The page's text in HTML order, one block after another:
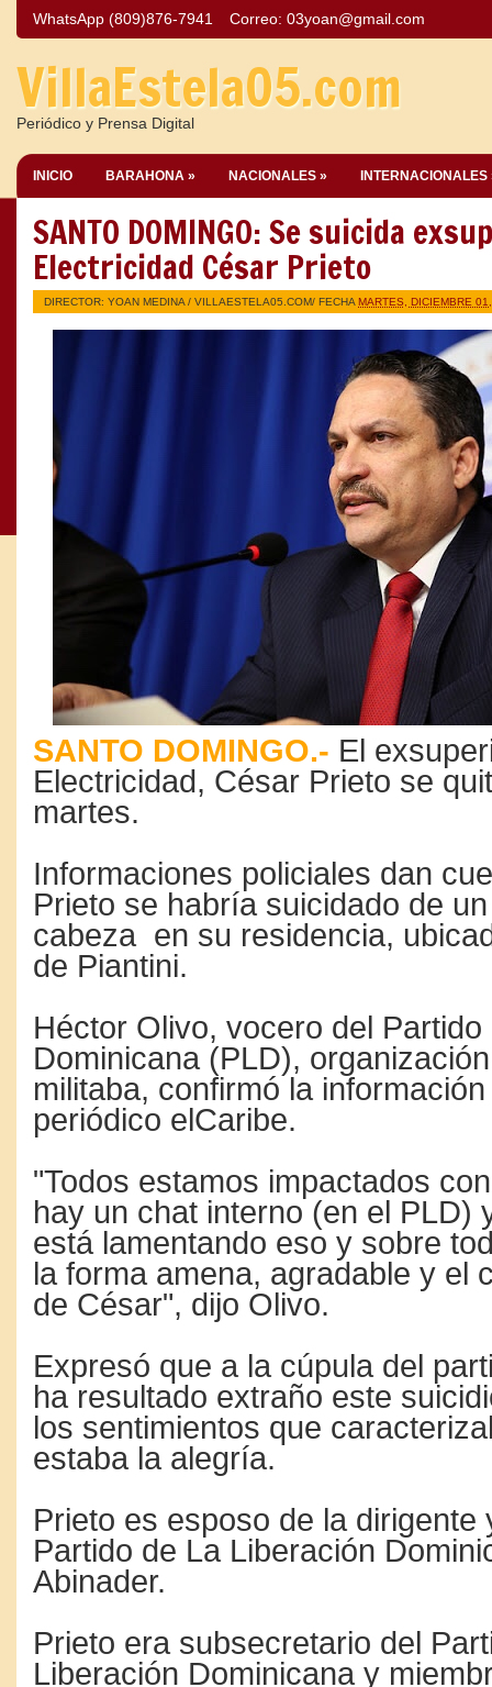
WhatsApp (809)876-7941 Correo: 03yoan@gmail.com
VillaEstela05.com
Periódico y Prensa Digital
INICIO BARAHONA » NACIONALES » INTERNACIONALES
SANTO DOMINGO: Se suicida
Electricidad César Prieto
DIRECTOR: YOAN MEDINA / VILLAESTELA05.COM/ FECHA MARTES, DICIEMBRE
SANTO DOMINGO.- El
Electricidad, César Prieto se
martes.
Informaciones policiales dan
Prieto se habría suicidado de
cabeza en su residencia,
de Piantini.
Héctor Olivo, vocero del
Dominicana (PLD),
militaba, confirmó la información
periódico elCaribe.
"Todos estamos impactados
hay un chat interno (en el PLD)
está lamentando eso y sobre
la forma amena, agradable y el
de César", dijo Olivo.
Expresó que a la cúpula del
ha resultado extraño este
los sentimientos que
estaba la alegría.
Prieto es esposo de la dirigente
Partido de La Liberación
Abinader.
Prieto era subsecretario del
Liberación Dominicana y